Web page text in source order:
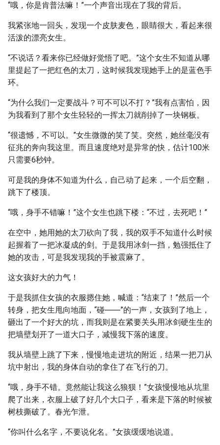
“哦，你是肯普法嘛！”一个声音出现在了我的背后。
我紧张地一回头，发现一个皮肤麦色，眼睛很大，看起来很
活泼的漂亮女生。
“不说话？看来你已经做好觉悟了吧。”这个女生不知道从哪
里提起了一把红色的太刀，这时候我发现她手上的是蓝色手
环。
“为什么我们一定要战斗？可不可以不打？”我有点害怕，因
为我看到了那个女生轻轻的一挥太刀就削掉了一块钢板。
“很遗憾，不可以。”女生微微的笑了笑。突然，她丝毫没有
征兆的奔向我这里。而且速度绝对是异常的快，估计100米
只需要6秒钟。
可是我的身体不知道为什么，自己动了起来，一个后空翻，
跳下了楼顶。
“哦，身手不错嘛！”这个女生也跳下楼：“不过，去死吧！”
在空中，她用她的太刀砍向了我，我的双手不知道什么时候
起握着了一把冰凝成的剑。于是我用冰剑一挡，勉强抵住了
她的攻击，可是我发现我的手被震麻了。
这女孩好大的力气！
于是我抓住女孩的衣服摁住她，喊道：“结束了！”然后一个
转身，把女生甩向地面，“碰――”的一声，女孩到了地上，
砸出了一个好大的坑，而我则是在紧要关头用冰剑硬生生的
把墙壁划开了一道大口子，减慢我下落的速度。
我从墙壁上跳了下来，慢慢地走进坑的附近，结果一把刀从
坑中射出，我的身体自动的拿住了在飞行的刀。
“哦，身手不错。竟然能让我这么狼狈！”女孩慢慢地从坑里
爬了出来，衣服上破了好几个大口子，看来是下落的时候被
树枝撕破了。春光乍泄。
“你叫什么名字，不要说化名。”女孩缓缓地说道。